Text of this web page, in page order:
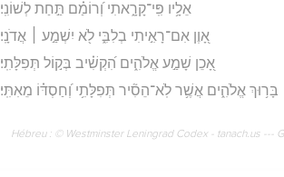
אֵלָ֥יו פִּֽי־קָרָ֑אתִי וְ֝רוֹמַ֗ם תַּ֣חַת לְשׁוֹנִֽי׃
אָ֭וֶן אִם־רָאִ֣יתִי בְלִבִּ֑י לֹ֖א יִשְׁמַ֣ע ׀ אֲדֹנָֽי׃
אָ֭כֵן שָׁמַ֣ע אֱלֹהִ֑ים הִ֝קְשִׁ֗יב בְּק֣וֹל תְּפִלָּתִֽי׃
בָּר֥וּךְ אֱלֹהִ֑ים אֲשֶׁ֥ר לֹֽא־הֵסִ֘יר תְּפִלָּתִ֥י וְ֝חַסְדּ֗וֹ מֵאִתִּֽי׃
Hébreu : © Westminster Leningrad Codex - tanach.us